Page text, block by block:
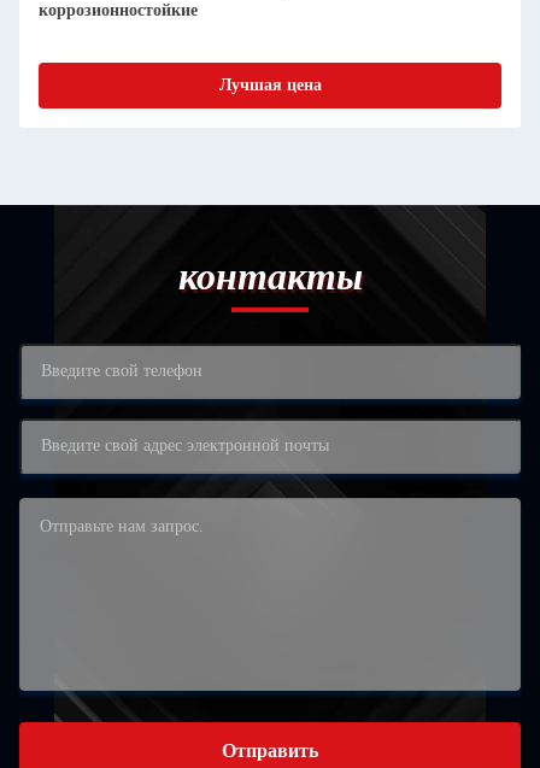
коррозионностойкие
Лучшая цена
контакты
Отправить